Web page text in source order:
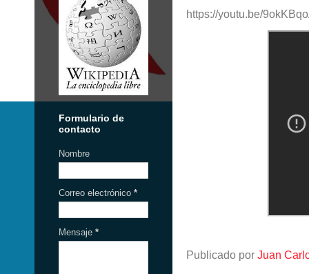
https://youtu.be/
Publicado por Juan
Formulario de
contacto
Nombre
Correo electrónico *
Mensaje *